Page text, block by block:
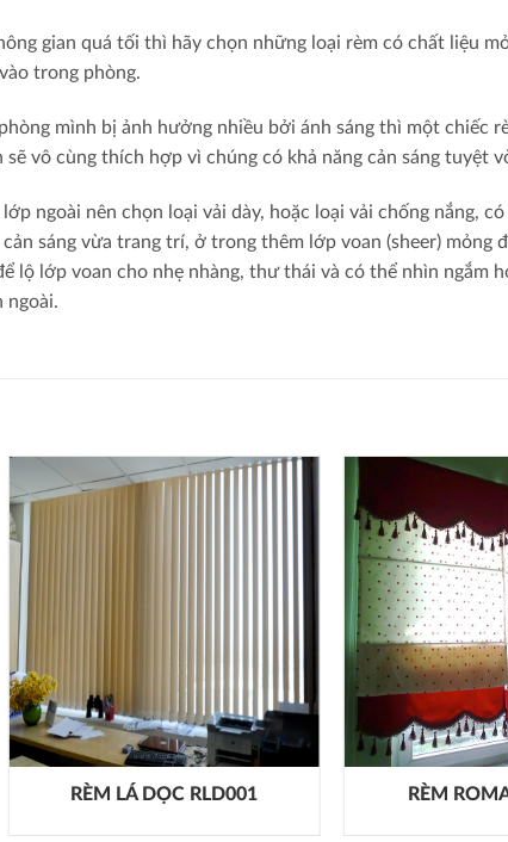
gian quá tối thì hãy chọn những loại rèm có chất liệu
trong phòng.
mình bị ảnh hưởng nhiều bởi ánh sáng thì một chiếc
sẽ vô cùng thích hợp vì chúng có khả năng cản sáng tuyệt
ngoài nên chọn loại vải dày, hoặc loại vải chống nắng, có
sáng vừa trang trí, ở trong thêm lớp voan (sheer) mỏng
lộ lớp voan cho nhẹ nhàng, thư thái và có thể nhìn ngắm
ngoài.
RÈM LÁ DỌC RLD001 RÈM